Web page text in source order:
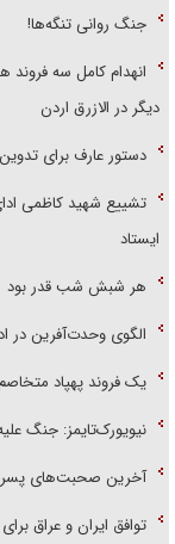
جنگ روانی تنگه‌ها!
دیگر در الازرق اردن
دستور عارف برای
تشییع شهید کاظمی
ایستاد
هر شبش شب قدر بود
الگوی وحدت‌آفرین در
یک فروند پهپاد
نیویورک‌تایمز: جنگ
آخرین صحبت‌های پسرم
توافق ایران و عراق